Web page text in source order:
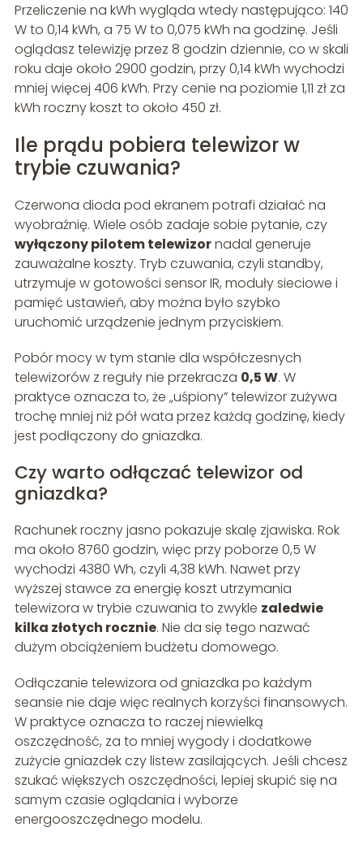
Przeliczenie na kWh wygląda wtedy następująco: 140
W to 0,14 kWh, a 75 W to 0,075 kWh na godzinę. Jeśli
oglądasz telewizję przez 8 godzin dziennie, co w skali
roku daje około 2900 godzin, przy 0,14 kWh wychodzi
mniej więcej 406 kWh. Przy cenie na poziomie 1,11 zł za
kWh roczny koszt to około 450 zł.
Ile prądu pobiera telewizor w
trybie czuwania?
Czerwona dioda pod ekranem potrafi działać na
wyobraźnię. Wiele osób zadaje sobie pytanie, czy
wyłączony pilotem telewizornadal generuje
zauważalne koszty. Tryb czuwania, czyli standby,
utrzymuje w gotowości sensor IR, moduły sieciowe i
pamięć ustawień, aby można było szybko
uruchomić urządzenie jednym przyciskiem.
Pobór mocy w tym stanie dla współczesnych
telewizorów z reguły nie przekracza 0,5 W. W
praktyce oznacza to, że „uśpiony” telewizor zużywa
trochę mniej niż pół wata przez każdą godzinę, kiedy
jest podłączony do gniazdka.
Czy warto odłączać telewizor od
gniazdka?
Rachunek roczny jasno pokazuje skalę zjawiska. Rok
ma około 8760 godzin, więc przy poborze 0,5 W
wychodzi 4380 Wh, czyli 4,38 kWh. Nawet przy
wyższej stawce za energię koszt utrzymania
telewizora w trybie czuwania to zwykle zaledwie
kilka złotych rocznie. Nie da się tego nazwać
dużym obciążeniem budżetu domowego.
Odłączanie telewizora od gniazdka po każdym
seansie nie daje więc realnych korzyści finansowych.
W praktyce oznacza to raczej niewielką
oszczędność, za to mniej wygody i dodatkowe
zużycie gniazdek czy listew zasilających. Jeśli chcesz
szukać większych oszczędności, lepiej skupić się na
samym czasie oglądania i wyborze
energooszczędnego modelu.